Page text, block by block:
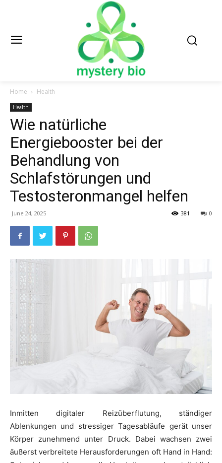
Home Health
Health
Wie natürliche
Energiebooster bei der
Behandlung von
Schlafstörungen und
Testosteronmangel helfen
June 24, 2025 0
381
Inmitten digitaler Reizüberflutung, ständiger
Ablenkungen und stressiger Tagesabläufe gerät unser
Körper zunehmend unter Druck. Dabei wachsen zwei
äußerst verbreitete Herausforderungen oft Hand in Hand: